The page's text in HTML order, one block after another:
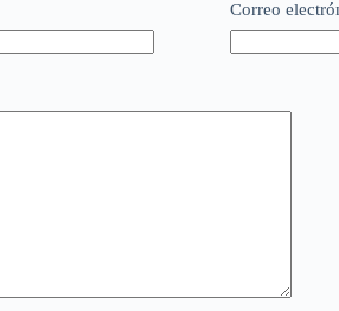
Correo